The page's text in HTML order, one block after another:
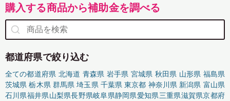
購入する商品から補助金を調べる
都道府県で絞り込む
全ての都道府県 北海道 青森県 岩手県 宮城県 秋田県 山形県 福島県
茨城県 栃木県 群馬県 埼玉県 千葉県 東京都 神奈川県 新潟県 富山県
石川県福井県山梨県長野県岐阜県静岡県愛知県三重県滋賀県京都府